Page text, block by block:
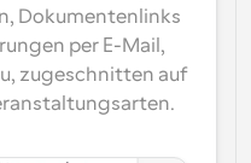
Dokumentenlinks
per E-Mail,
zugeschnitten auf